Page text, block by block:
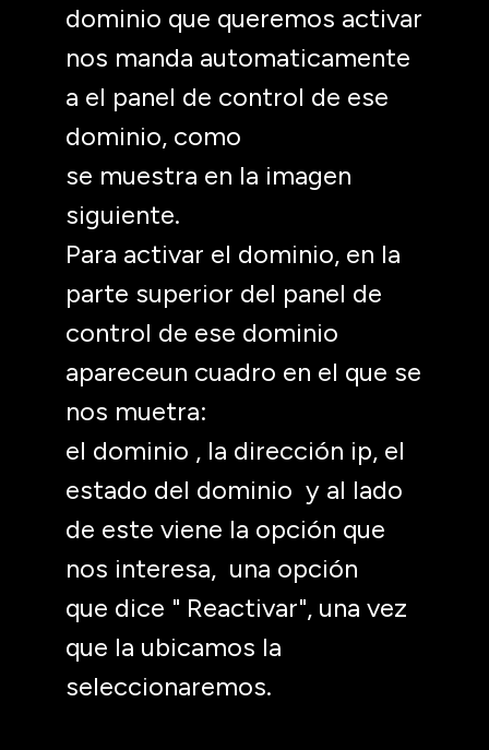
dominio que queremos activar
nos manda automaticamente
a el panel de control de ese
dominio, como
se muestra en la imagen
siguiente.
Para activar el dominio, en la
parte superior del panel de
control de ese dominio
apareceun cuadro en el que se
nos muetra:
el dominio , la dirección ip, el
estado del dominio y al lado
de este viene la opción que
nos interesa, una opción
que dice " Reactivar", una vez
que la ubicamos la
seleccionaremos.